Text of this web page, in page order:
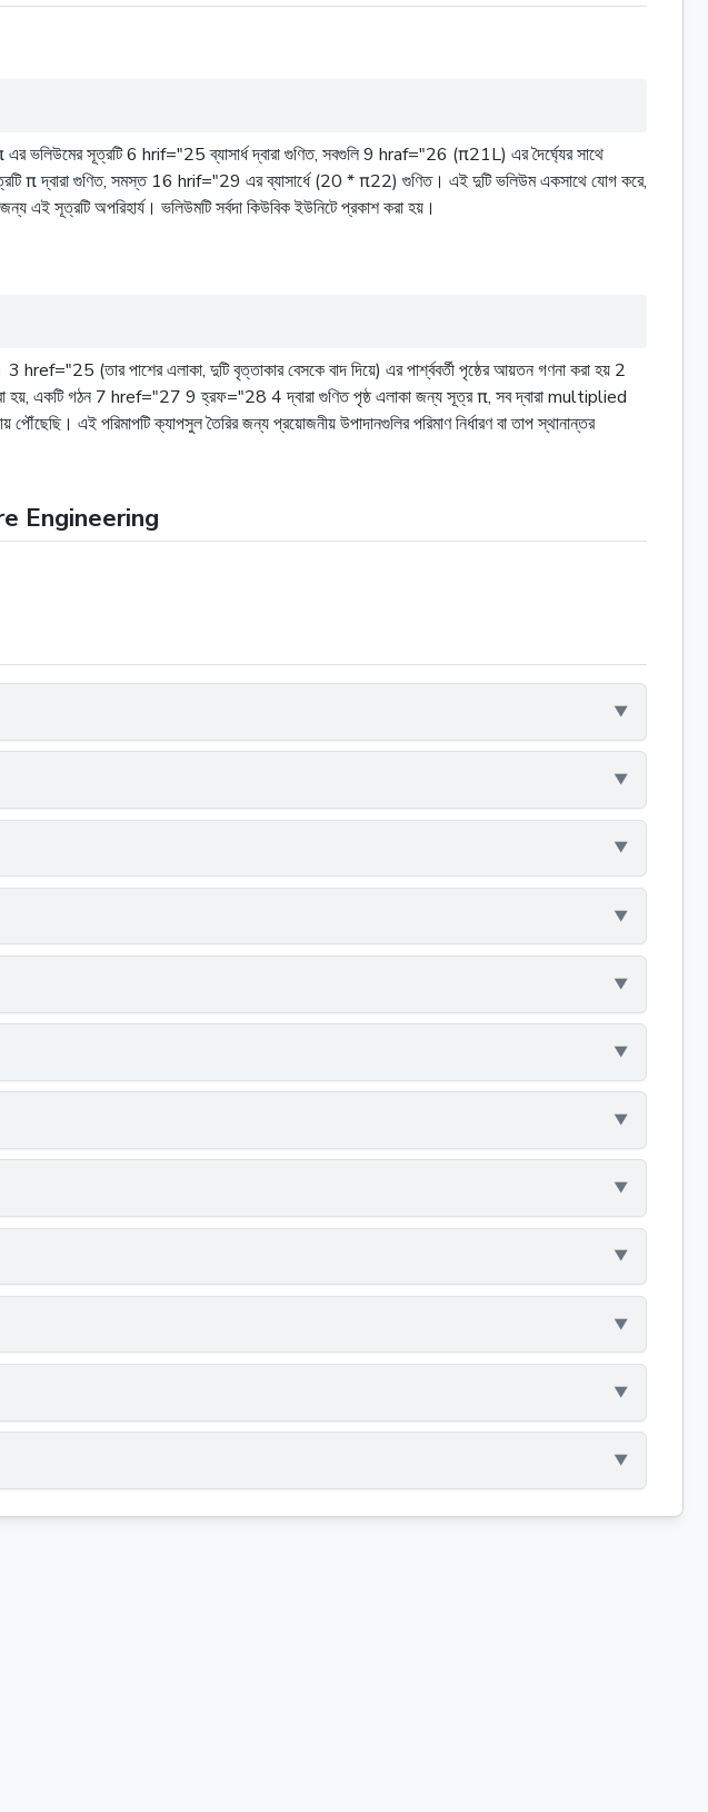
সূত্রটি 6 hrif="25 ব্যাসার্ধ দ্বারা গুণিত, সবগুলি 9 hraf="26 (π21L) এর দৈর্ঘ্যের সাথে
দ্বারা গুণিত, সমস্ত 16 hrif="29 এর ব্যাসার্ধে (20 * π22) গুণিত। এই দুটি ভলিউম একসাথে যোগ করে,
এই সূত্রটি অপরিহার্য। ভলিউমটি সর্বদা কিউবিক ইউনিটে প্রকাশ করা হয়।
(তার পাশের এলাকা, দুটি বৃত্তাকার বেসকে বাদ দিয়ে) এর পার্শ্ববর্তী পৃষ্ঠের আয়তন গণনা করা হয় 2
হয়, একটি গঠন 7 href="27 9 হ্রফ="28 4 দ্বারা গুণিত পৃষ্ঠ এলাকা জন্য সূত্র π, সব দ্বারা multiplied
এই পরিমাপটি ক্যাপসুল তৈরির জন্য প্রয়োজনীয় উপাদানগুলির পরিমাণ নির্ধারণ বা তাপ স্থানান্তর
Engineering